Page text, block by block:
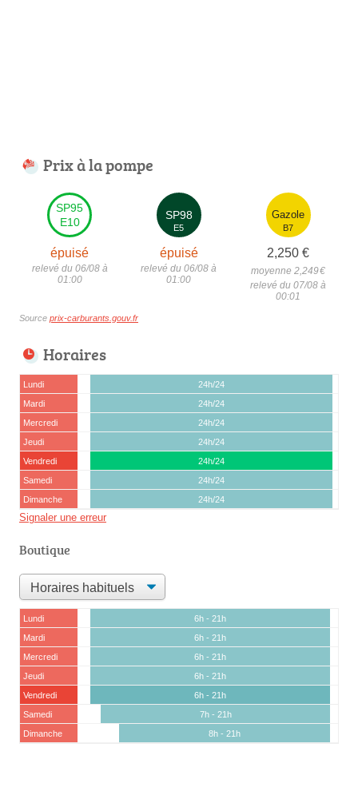
Prix à la pompe
SP95
E10
épuisé
relevé du 06/08 à
01:00
SP98
E5
épuisé
relevé du 06/08 à
01:00
Gazole
B7
2,250 €
moyenne 2,249€
relevé du 07/08 à
00:01
Source prix-carburants.gouv.fr
Horaires
Lundi
24h/24
Mardi
24h/24
Mercredi
24h/24
Jeudi
24h/24
Vendredi
24h/24
Samedi
24h/24
Dimanche
24h/24
Signaler une erreur
Boutique
Lundi
6h - 21h
Mardi
6h - 21h
Mercredi
6h - 21h
Jeudi
6h - 21h
Vendredi
6h - 21h
Samedi
7h - 21h
Dimanche
8h - 21h